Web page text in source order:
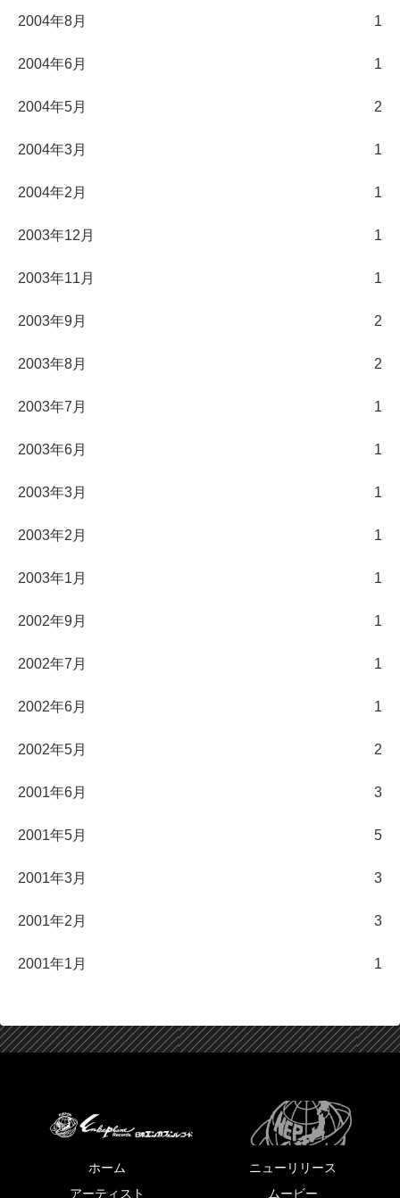
2004年8月 1
2004年6月 1
2004年5月 2
2004年3月 1
2004年2月 1
2003年12月 1
2003年11月 1
2003年9月 2
2003年8月 2
2003年7月 1
2003年6月 1
2003年3月 1
2003年2月 1
2003年1月 1
2002年9月 1
2002年7月 1
2002年6月 1
2002年5月 2
2001年6月 3
2001年5月 5
2001年3月 3
2001年2月 3
2001年1月 1
ホーム
ニューリリース
アーティスト
ムービー